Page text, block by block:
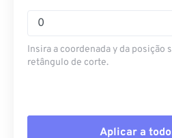
Insira a coordenada y da posição
retângulo de corte.
Aplicar a